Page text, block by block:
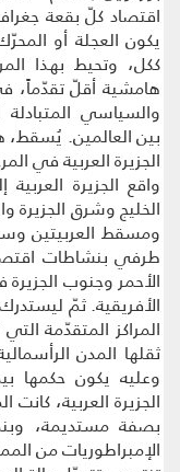
اقتصاد كلّ بقعة
يكون العجلة أو
ككل، وتحيط بهذا
هامشية أقلّ تقدّماً،
والسياسي
بين العالمين. يُسقط،
الجزيرة العربية في
واقع الجزيرة
الخليج وشرق
ومسقط العربيتين
طرفي بنشاطات
الأحمر وجنوب
الأفريقية. ثمّ
المراكز المتقدّمة
ثقلها المدن
وعليه يكون حكمها
الجزيرة العربية، كانت
بصفة مستديمة،
الإمبراطوريات من